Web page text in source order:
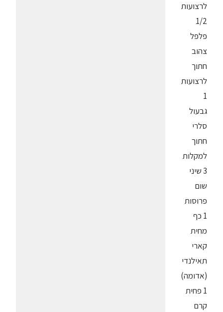
לרצועות
1/2
פלפל
צהוב
חתוך
לרצועות
1
גבעול
סלרי
חתוך
למקלות
3 שיני
שום
פרוסות
1 כף
מחית
קארי
תאילנדי
(אדומה)
1 פחית
קרם